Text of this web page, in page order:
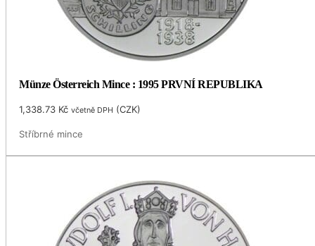
Münze Österreich Mince : 1995 PRVNÍ REPUBLIKA
1,338.73 Kč včetně DPH (CZK)
Stříbrné mince